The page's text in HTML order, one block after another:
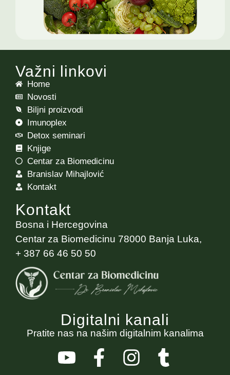
Važni linkovi
Home
Novosti
Biljni proizvodi
Imunoplex
Detox seminari
Knjige
Centar za Biomedicinu
Branislav Mihajlović
Kontakt
Kontakt
Bosna i Hercegovina
Centar za Biomedicinu 78000 Banja Luka,
+ 387 66 46 50 50
Digitalni kanali
Pratite nas na našim digitalnim kanalima